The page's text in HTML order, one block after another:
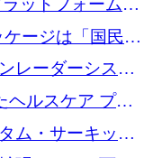
ットフォームを
3,000 万ポンド
ージは「国民の
レーダーシステ
150万ユーロを調
ヘルスケア プラ
万ドルを投資
ム・サーキット